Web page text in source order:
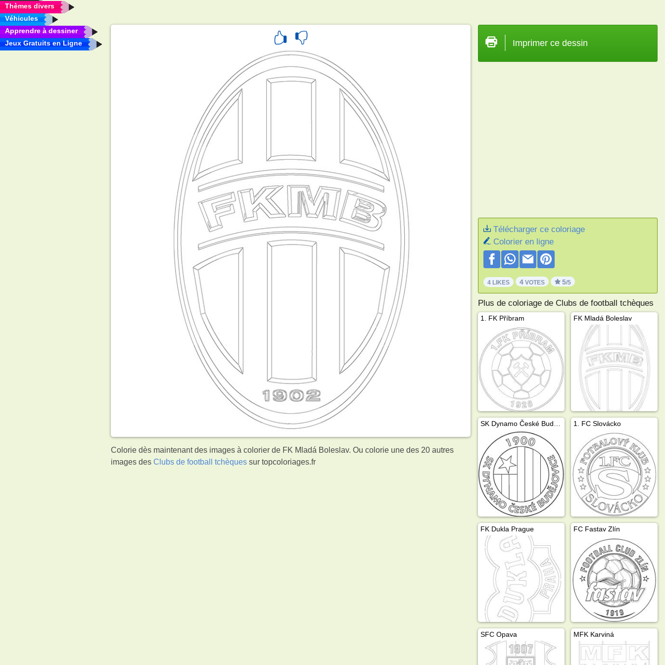
Thèmes divers
Véhicules
Apprendre à dessiner
Jeux Gratuits en Ligne
Colorie dès maintenant des images à colorier de FK Mladá Boleslav. Ou colorie une des 20 autres
images desClubs de football tchèques sur topcoloriages.fr
Imprimer ce dessin
Télécharger ce coloriage
Colorier en ligne
4 LIKES 4VOTES 5/5
Plus de coloriage de Clubs de football tchèques
1. FK Příbram FK Mladá Boleslav
1. FC Slovácko
FK Dukla Prague FC Fastav Zlín
SFC Opava MFK Karviná